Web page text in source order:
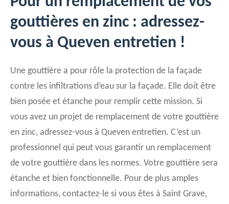
gouttières en zinc : adressez-
vous à Queven entretien !
Une gouttière a pour rôle la protection de la façade
contre les infiltrations d’eau sur la façade. Elle doit être
bien posée et étanche pour remplir cette mission. Si
vous avez un projet de remplacement de votre gouttière
en zinc, adressez-vous à Queven entretien. C’est un
professionnel qui peut vous garantir un remplacement
de votre gouttière dans les normes. Votre gouttière sera
étanche et bien fonctionnelle. Pour de plus amples
informations, contactez-le si vous êtes à Saint Grave,